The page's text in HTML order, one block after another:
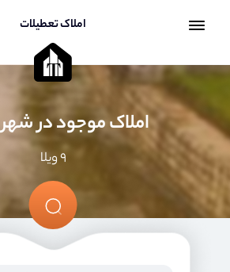
املاک تعطیلات
املاک موجود در
۹ ویلا